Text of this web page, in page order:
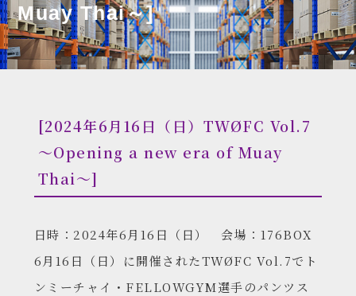
Muay Thai～]
[2024年6月16日（日）TWØFC Vol.7
～Opening a new era of Muay
Thai～]
日時：2024年6月16日（日） 会場：176BOX
6月16日（日）に開催されたTWØFC Vol.7でト
ンミーチャイ・FELLOWGYM選手のパンツス